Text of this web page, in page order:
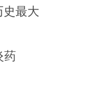
史最大
药